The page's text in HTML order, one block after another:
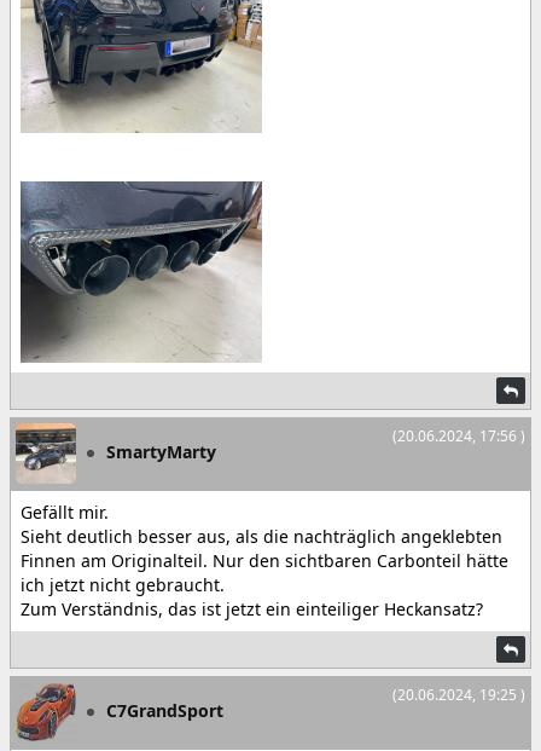
(20.06.2024, 17:56 )
SmartyMarty
Gefällt mir.
Sieht deutlich besser aus, als die nachträglich angeklebten
Finnen am Originalteil. Nur den sichtbaren Carbonteil hätte
ich jetzt nicht gebraucht.
Zum Verständnis, das ist jetzt ein einteiliger Heckansatz?
(20.06.2024, 19:25 )
C7GrandSport